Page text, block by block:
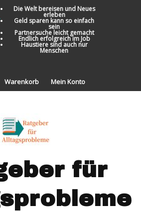
Die Welt bereisen und Neues
erleben
Geld sparen kann so einfach
sein
Partnersuche leicht gemacht
Endlich erfolgreich im Job
Haustiere sind auch nur
Menschen
Warenkorb Mein Konto
für